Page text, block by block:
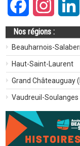
Facebook
Nos régions :
Beauharnois-
Haut-Saint-Laurent
Grand Châteauguay
Vaudreuil-Soulanges